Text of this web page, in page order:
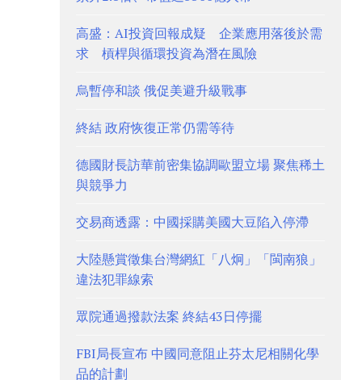
高盛：AI投資回報成疑 企業應用落後於需
求 槓桿與循環投資為潛在風險
烏暫停和談 俄促美避升級戰事
終結 政府恢復正常仍需等待
德國財長訪華前密集協調歐盟立場 聚焦稀土
與競爭力
交易商透露：中國採購美國大豆陷入停滯
大陸懸賞徵集台灣網紅「八炯」「閩南狼」
違法犯罪線索
眾院通過撥款法案 終結43日停擺
FBI局長宣布 中國同意阻止芬太尼相關化學
品的計劃